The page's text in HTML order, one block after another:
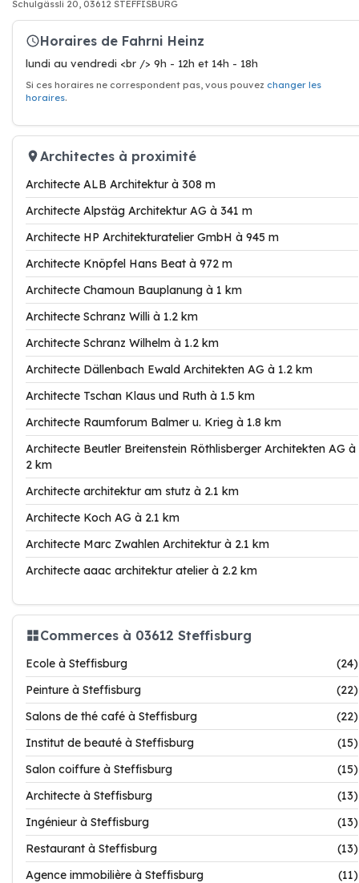
Schulgässli 20, 03612 STEFFISBURG
Horaires de Fahrni Heinz
lundi au vendredi <br /> 9h - 12h et 14h - 18h
Si ces horaires ne correspondent pas, vous pouvez changer les
horaires.
Architectes à proximité
Architecte ALB Architektur à 308 m
Architecte Alpstäg Architektur AG à 341 m
Architecte HP Architekturatelier GmbH à 945 m
Architecte Knöpfel Hans Beat à 972 m
Architecte Chamoun Bauplanung à 1 km
Architecte Schranz Willi à 1.2 km
Architecte Schranz Wilhelm à 1.2 km
Architecte Dällenbach Ewald Architekten AG à 1.2 km
Architecte Tschan Klaus und Ruth à 1.5 km
Architecte Raumforum Balmer u. Krieg à 1.8 km
Architecte Beutler Breitenstein Röthlisberger Architekten AG à
2 km
Architecte architektur am stutz à 2.1 km
Architecte Koch AG à 2.1 km
Architecte Marc Zwahlen Architektur à 2.1 km
Architecte aaac architektur atelier à 2.2 km
Commerces à 03612 Steffisburg
Ecole à Steffisburg
(24)
Peinture à Steffisburg
(22)
Salons de thé café à Steffisburg
(22)
Institut de beauté à Steffisburg
(15)
Salon coiffure à Steffisburg
(15)
Architecte à Steffisburg
(13)
Ingénieur à Steffisburg
(13)
Restaurant à Steffisburg
(13)
Agence immobilière à Steffisburg
(11)